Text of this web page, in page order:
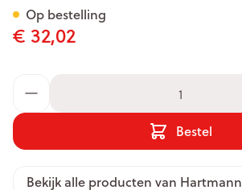
€ 32,02
Bestel
Op bestelling
Bekijk alle producten van Hartmann